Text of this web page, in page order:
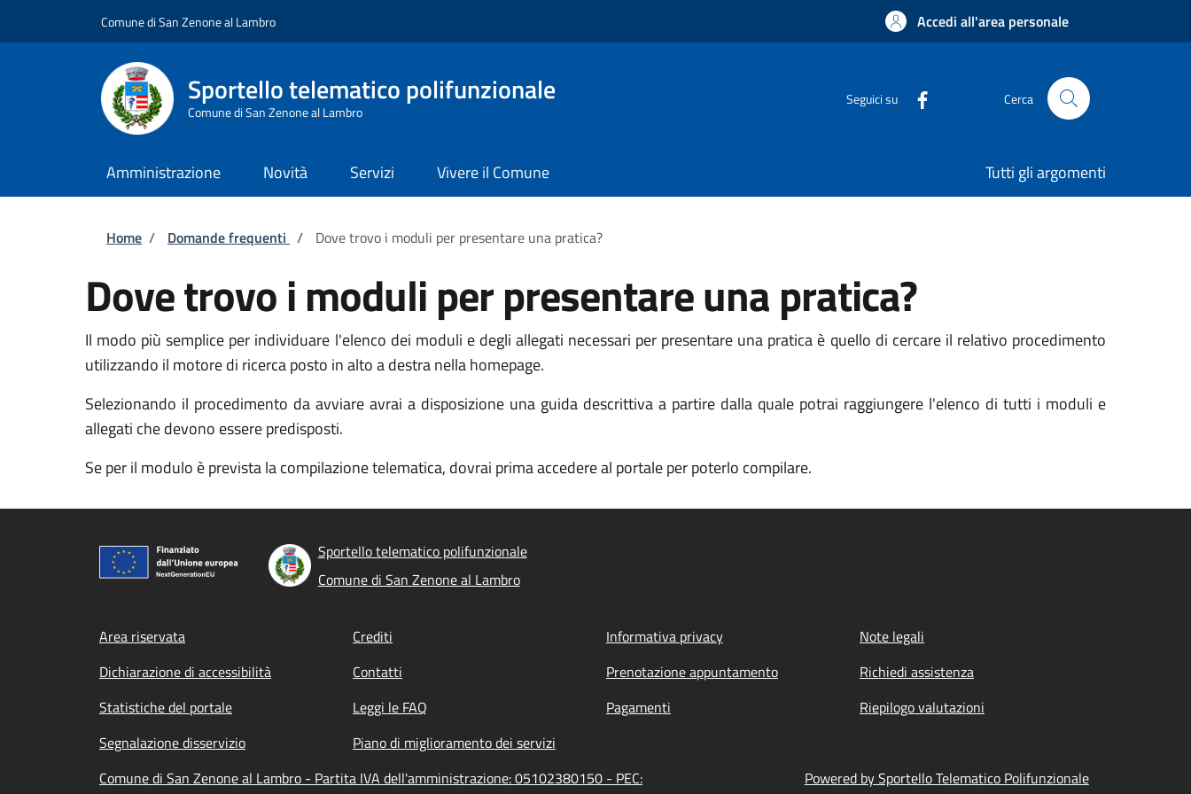
Comune di San Zenone al Lambro Accedi all'area personale
Sportello telematico polifunzionale
Comune di San Zenone al Lambro
Seguici su Cerca
Amministrazione Novità Servizi Vivere il Comune Tutti gli argomenti
Briciole di pane
Home / Domande frequenti / Dove trovo i moduli per presentare una pratica?
Dove trovo i moduli per presentare una pratica?
Il modo più semplice per individuare l'elenco dei moduli e degli allegati necessari per presentare una pratica è quello di cercare il relativo procedimento
utilizzando il motore di ricerca posto in alto a destra nella homepage.
Selezionando il procedimento da avviare avrai a disposizione una guida descrittiva a partire dalla quale potrai raggiungere l'elenco di tutti i moduli e
allegati che devono essere predisposti.
Se per il modulo è prevista la compilazione telematica, dovrai prima accedere al portale per poterlo compilare.
Sportello telematico polifunzionale
Comune di San Zenone al Lambro
Footer menu
Area riservata Crediti Informativa privacy
Note legali
Dichiarazione di accessibilità
Contatti Prenotazione appuntamento
Richiedi assistenza
Statistiche del portale
Leggi le FAQ Pagamenti
Riepilogo valutazioni
Segnalazione disservizio
Piano di miglioramento dei servizi
Comune di San Zenone al Lambro - Partita IVA dell'amministrazione: 05102380150 - PEC:
Powered by Sportello Telematico Polifunzionale